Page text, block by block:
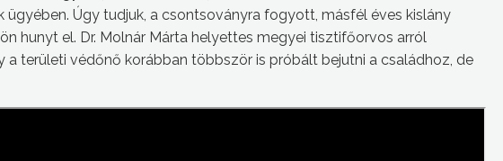
Úgy tudjuk, a csontsoványra fogyott, másfél éves kislány
hunyt el. Dr. Molnár Márta helyettes megyei tisztifőorvos arról
területi védőnő korábban többször is próbált bejutni a családhoz, de